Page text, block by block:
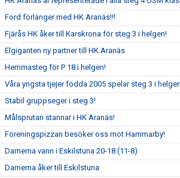
Ford förlänger med HK Aranäs!!!
Fjärås HK åker till Karskrona för steg 3 i helgen!
Elgiganten ny partner till HK Aranäs
Hemmasteg för P 18 i helgen!
Våra yngsta tjejer födda 2005 spelar steg 3 i
Stabil gruppseger i steg 3!
Målsprutan stannar i HK Aranäs!
Föreningspizzan besöker oss mot Hammarby!
Damerna vann i Eskilstuna 20-18 (11-8)
Damerna åker till Eskilstuna